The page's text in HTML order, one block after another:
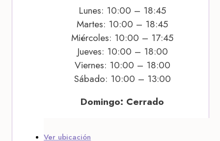
Lunes: 10:00 – 18:45
Martes: 10:00 – 18:45
Miércoles: 10:00 – 17:45
Jueves: 10:00 – 18:00
Viernes: 10:00 – 18:00
Sábado: 10:00 – 13:00
Domingo: Cerrado
Ver ubicación